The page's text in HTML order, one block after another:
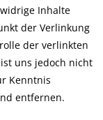
Inhalte
der Verlinkung
der verlinkten
uns jedoch nicht
Kenntnis
entfernen.